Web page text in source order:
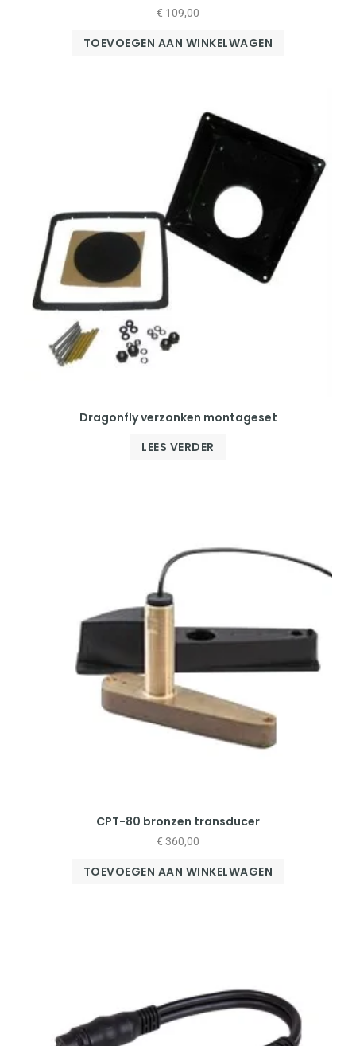
€ 109,00
TOEVOEGEN AAN WINKELWAGEN
Dragonfly verzonken montageset
LEES VERDER
CPT-80 bronzen transducer
€ 360,00
TOEVOEGEN AAN WINKELWAGEN